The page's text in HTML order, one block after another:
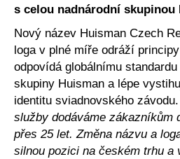
s celou nadnárodní skupinou
Nový název Huisman Czech
loga v plné míře odráží
odpovídá globálnímu
skupiny Huisman a lépe
identitu sviadnovského závodu.
služby dodáváme zákazníkům
přes 25 let. Změna názvu a
silnou pozici na českém trhu a